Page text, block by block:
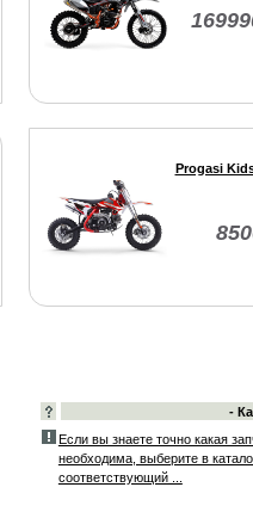
Progasi
-
Если вы знаете точно какая
необходима, выберите в
соответствующий ...